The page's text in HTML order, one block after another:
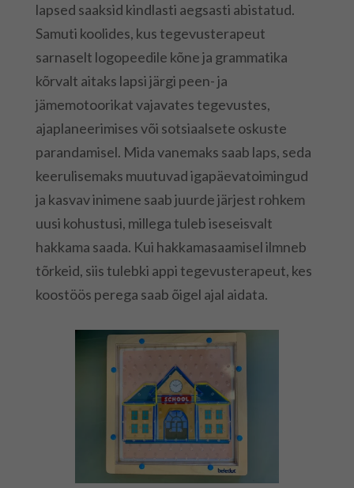
lapsed saaksid kindlasti aegsasti abistatud.
Samuti koolides, kus tegevusterapeut
sarnaselt logopeedile kõne ja grammatika
kõrvalt aitaks lapsi järgi peen- ja
jämemotoorikat vajavates tegevustes,
ajaplaneerimises või sotsiaalsete oskuste
parandamisel. Mida vanemaks saab laps, seda
keerulisemaks muutuvad igapäevatoimingud
ja kasvav inimene saab juurde järjest rohkem
uusi kohustusi, millega tuleb iseseisvalt
hakkama saada. Kui hakkamasaamisel ilmneb
tõrkeid, siis tulebki appi tegevusterapeut, kes
koostöös perega saab õigel ajal aidata.